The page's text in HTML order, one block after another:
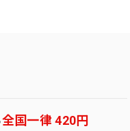
全国一律 420円